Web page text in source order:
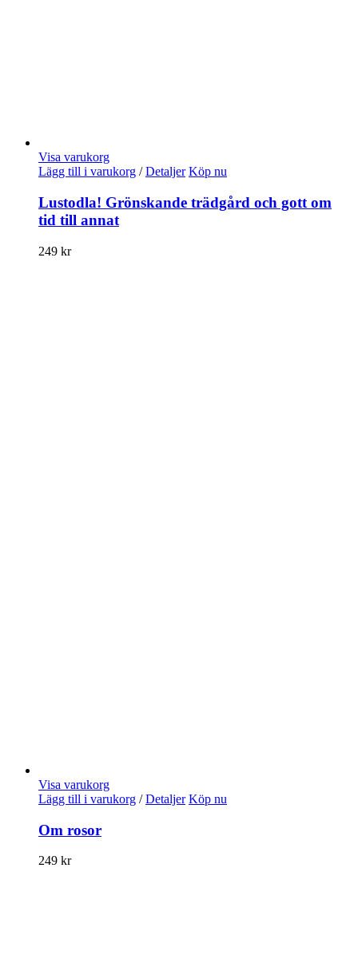
Visa varukorg
Lägg till i varukorg / Detaljer Köp nu
Lustodla! Grönskande trädgård och gott om
tid till annat
249 kr
Visa varukorg
Lägg till i varukorg / Detaljer Köp nu
Om rosor
249 kr